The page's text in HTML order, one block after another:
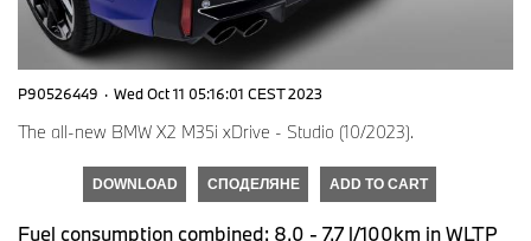
P90526449 · Wed Oct 11 05:16:01 CEST 2023
The all-new BMW X2 M35i xDrive - Studio (10/2023).
DOWNLOAD СПОДЕЛЯНЕ ADD TO CART
Fuel consumption combined: 8,0 - 7,7 l/100km in WLTP